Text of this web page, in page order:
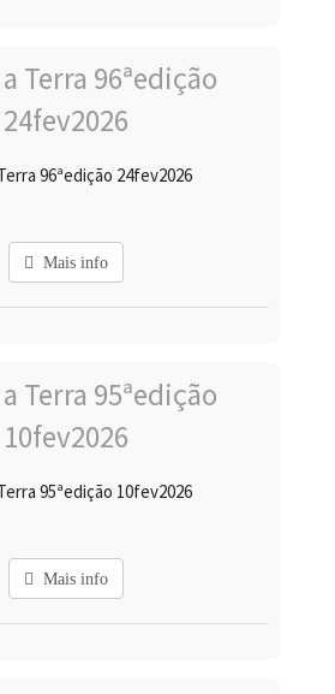
96ªedição 24fev2026
Mais info
95ªedição 10fev2026
Mais info